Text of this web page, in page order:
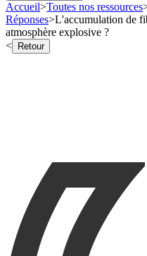
Accueil>Toutes nos ressources
Réponses>L'accumulation de
atmosphère explosive ?
<
Retour